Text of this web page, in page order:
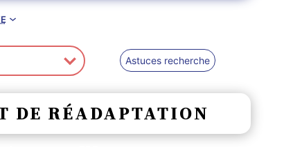
Astuces recherche
DE RÉADAPTATION